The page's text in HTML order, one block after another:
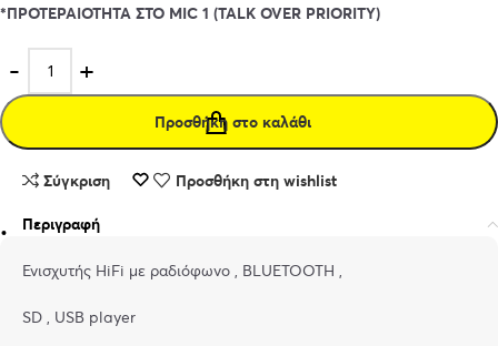
*ΠΡΟΤΕΡΑΙΟΤΗΤΑ ΣΤΟ MIC 1 (TALK OVER PRIORITY)
Προσθήκη στο καλάθι
Σύγκριση Προσθήκη στη wishlist
Περιγραφή
Ενισχυτής HiFi με ραδιόφωνο , BLUETOOTH ,
SD , USB player